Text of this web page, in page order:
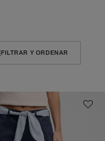
FILTRAR Y ORDENAR